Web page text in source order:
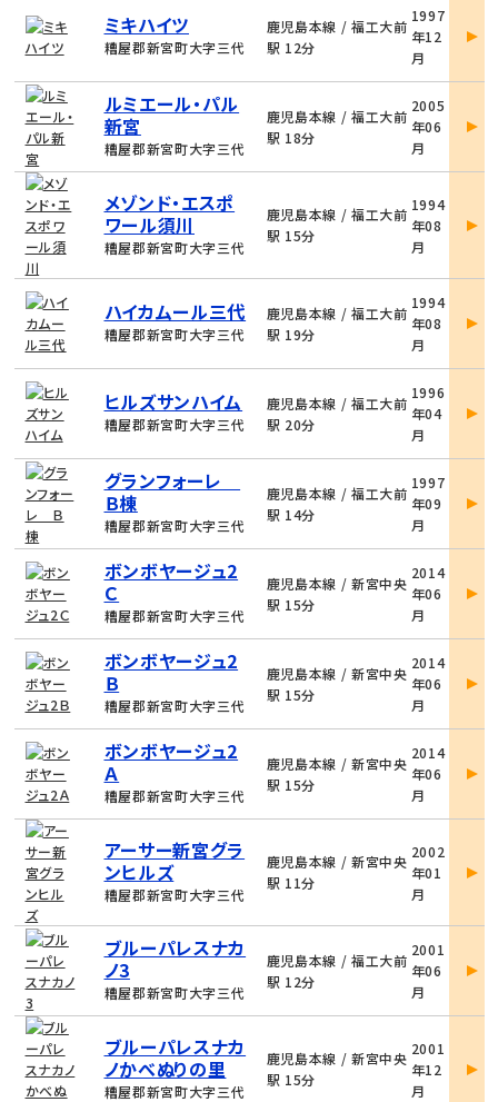
ミキハイツ
糟屋郡新宮町大字三代
鹿児島本線 / 福工大前
駅 12分
1997
年12
月
詳
ルミエール・パル
新宮
糟屋郡新宮町大字三代
鹿児島本線 / 福工大前
駅 18分
2005
年06
月
詳
メゾンド・エスポ
ワール須川
糟屋郡新宮町大字三代
鹿児島本線 / 福工大前
駅 15分
1994
年08
月
詳
ハイカムール三代
糟屋郡新宮町大字三代
鹿児島本線 / 福工大前
駅 19分
1994
年08
月
詳
ヒルズサンハイム
糟屋郡新宮町大字三代
鹿児島本線 / 福工大前
駅 20分
1996
年04
月
詳
グランフォーレ
Ｂ棟
糟屋郡新宮町大字三代
鹿児島本線 / 福工大前
駅 14分
1997
年09
月
詳
ボンボヤージュ2
Ｃ
糟屋郡新宮町大字三代
鹿児島本線 / 新宮中央
駅 15分
2014
年06
月
詳
ボンボヤージュ2
Ｂ
糟屋郡新宮町大字三代
鹿児島本線 / 新宮中央
駅 15分
2014
年06
月
詳
ボンボヤージュ2
Ａ
糟屋郡新宮町大字三代
鹿児島本線 / 新宮中央
駅 15分
2014
年06
月
詳
アーサー新宮グラ
ンヒルズ
糟屋郡新宮町大字三代
鹿児島本線 / 新宮中央
駅 11分
2002
年01
月
詳
ブルーパレスナカ
ノ3
糟屋郡新宮町大字三代
鹿児島本線 / 福工大前
駅 12分
2001
年06
月
詳
ブルーパレスナカ
ノかべぬりの里
糟屋郡新宮町大字三代
鹿児島本線 / 新宮中央
駅 15分
2001
年12
月
詳